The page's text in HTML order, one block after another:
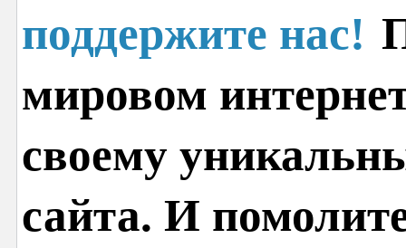
поддержите нас!
мировом
своему
сайта. И